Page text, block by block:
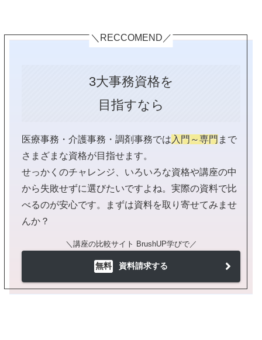
＼RECCOMEND／
3大事務資格を
目指すなら
医療事務・介護事務・調剤事務では 入門～専門 まで
さまざまな資格が目指せます。
せっかくのチャレンジ、いろいろな資格や講座の中
から失敗せずに選びたいですよね。実際の資料で比
べるのが安心です。まずは資料を取り寄せてみませ
んか？
＼講座の比較サイト BrushUP学びで／
無料 資料請求する